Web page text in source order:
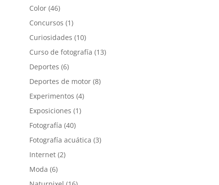
Color(46)
Concursos (1)
Curiosidades (10)
Curso de fotografía (13)
Deportes (6)
Deportes de motor(8)
Experimentos (4)
Exposiciones (1)
Fotografía (40)
Fotografía acuática (3)
Internet(2)
Moda (6)